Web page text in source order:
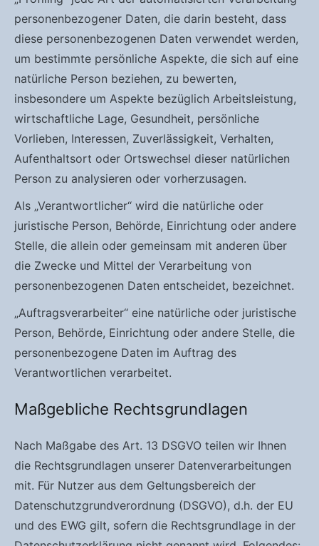
personenbezogener Daten, die darin besteht, dass
diese personenbezogenen Daten verwendet werden,
um bestimmte persönliche Aspekte, die sich auf eine
natürliche Person beziehen, zu bewerten,
insbesondere um Aspekte bezüglich Arbeitsleistung,
wirtschaftliche Lage, Gesundheit, persönliche
Vorlieben, Interessen, Zuverlässigkeit, Verhalten,
Aufenthaltsort oder Ortswechsel dieser natürlichen
Person zu analysieren oder vorherzusagen.
Als „Verantwortlicher“ wird die natürliche oder
juristische Person, Behörde, Einrichtung oder andere
Stelle, die allein oder gemeinsam mit anderen über
die Zwecke und Mittel der Verarbeitung von
personenbezogenen Daten entscheidet, bezeichnet.
„Auftragsverarbeiter“ eine natürliche oder juristische
Person, Behörde, Einrichtung oder andere Stelle, die
personenbezogene Daten im Auftrag des
Verantwortlichen verarbeitet.
Maßgebliche Rechtsgrundlagen
Nach Maßgabe des Art. 13 DSGVO teilen wir Ihnen
die Rechtsgrundlagen unserer Datenverarbeitungen
mit. Für Nutzer aus dem Geltungsbereich der
Datenschutzgrundverordnung (DSGVO), d.h. der EU
und des EWG gilt, sofern die Rechtsgrundlage in der